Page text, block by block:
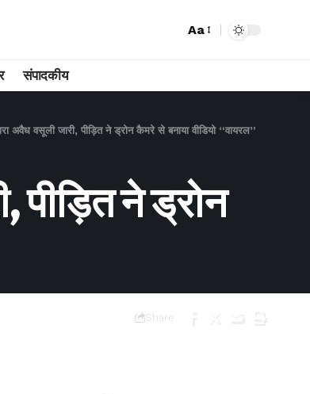
Aa
संपादकीय
अवैध वसूली जारी, पीड़ित ने ड्रोन कैमरे से बनाया वीडियो “वायरल”
पीड़ित ने ड्रोन
Share